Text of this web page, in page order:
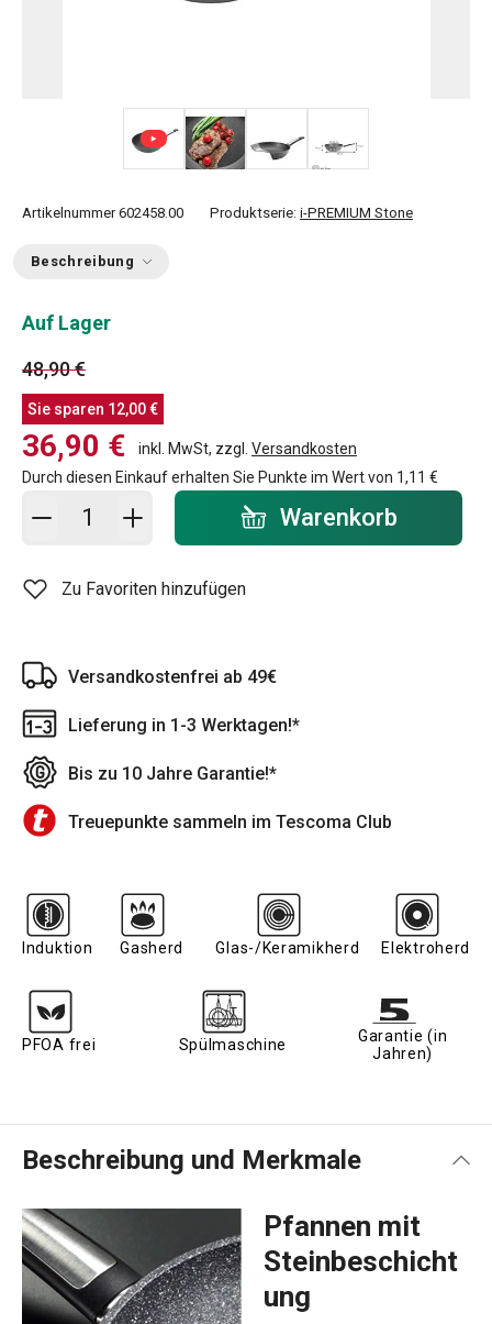
Artikelnummer 602458.00 Produktserie: i-PREMIUM Stone
Beschreibung
Auf Lager
48,90 €
Sie sparen 12,00 €
36,90 € inkl. MwSt, zzgl. Versandkosten
Durch diesen Einkauf erhalten Sie Punkte im Wert von 1,11 €
In den Warenkorb - Menge Warenkorb
Zu Favoriten hinzufügen
Versandkostenfrei ab 49€
Lieferung in 1-3 Werktagen!*
Bis zu 10 Jahre Garantie!*
Treuepunkte sammeln im Tescoma Club
Induktion Gasherd Glas-/Keramikherd Elektroherd
PFOA frei Spülmaschine
Garantie (in
Jahren)
Beschreibung und Merkmale
Pfannen mit
Steinbeschicht
ung